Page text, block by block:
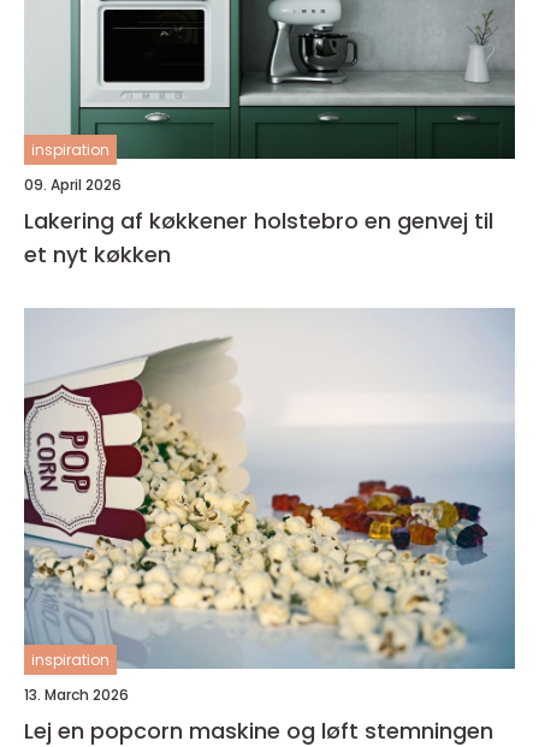
inspiration
09. April 2026
Lakering af køkkener holstebro en genvej til
et nyt køkken
inspiration
13. March 2026
Lej en popcorn maskine og løft stemningen